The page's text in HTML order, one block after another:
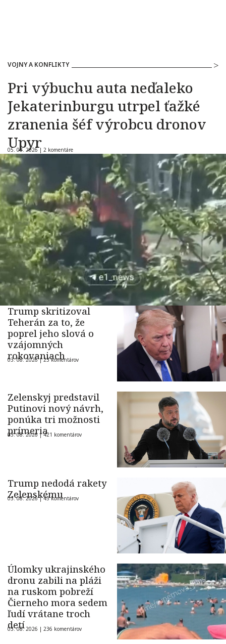
VOJNY A KONFLIKTY
Pri výbuchu auta neďaleko
Jekaterinburgu utrpel ťažké
zranenia šéf výrobcu dronov
Upyr
05. 08. 2026 | 2 komentáre
Trump skritizoval
Teherán za to, že
poprel jeho slová o
vzájomných
rokovaniach
03. 08. 2026 |23 komentárov
Zelenskyj predstavil
Putinovi nový návrh,
ponúka tri možnosti
prímeria
03. 08. 2026 |421 komentárov
Trump nedodá rakety
Zelenskému
03. 08. 2026 |45 komentárov
Úlomky ukrajinského
dronu zabili na pláži
na ruskom pobreží
Čierneho mora sedem
ľudí vrátane troch
detí
03. 08. 2026 | 236 komentárov